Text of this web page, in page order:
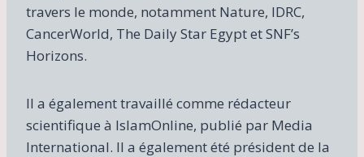
travers le monde, notamment Nature, IDRC,
CancerWorld, The Daily Star Egypt et SNF’s
Horizons.
Il a également travaillé comme rédacteur
scientifique à IslamOnline, publié par Media
International. Il a également été président de la